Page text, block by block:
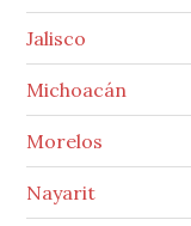
Jalisco
Michoacán
Morelos
Nayarit